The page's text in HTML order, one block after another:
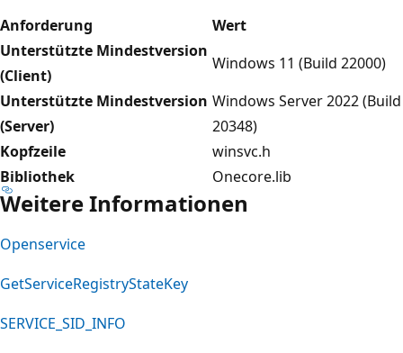
Anforderung
Wert
Unterstützte Mindestversion
(Client)
Windows 11 (Build 22000)
Unterstützte Mindestversion
(Server)
Windows Server 2022 (Build
20348)
Kopfzeile
winsvc.h
Bibliothek
Onecore.lib
Weitere Informationen
Openservice
GetServiceRegistryStateKey
SERVICE_SID_INFO